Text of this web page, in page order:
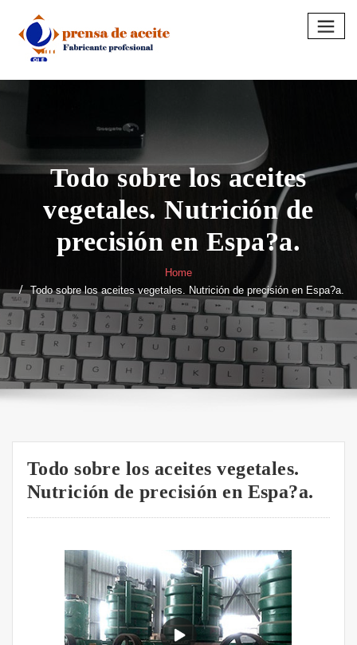
content
Todo sobre los aceites
vegetales. Nutrición de
precisión en Espa?a.
Home
Todo sobre los aceites vegetales. Nutrición de precisión en Espa?a.
Todo sobre los aceites vegetales.
Nutrición de precisión en Espa?a.